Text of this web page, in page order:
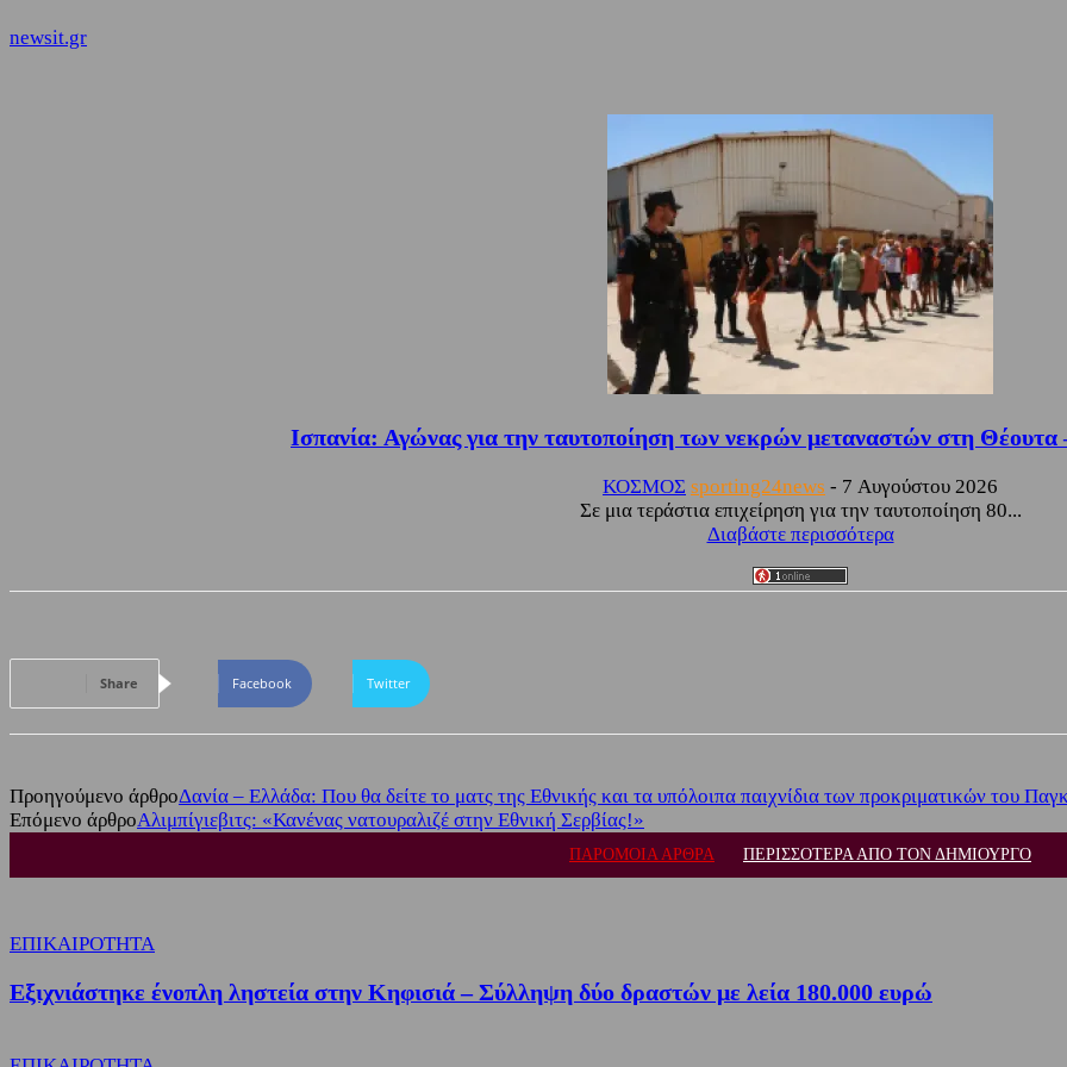
newsit.gr
Ισπανία: Αγώνας για την ταυτοποίηση των νεκρών μεταναστών στη Θέουτα
ΚΟΣΜΟΣ sporting24news - 7 Αυγούστου 2026
Σε μια τεράστια επιχείρηση για την ταυτοποίηση 80...
Διαβάστε περισσότερα
Share Facebook Twitter
Προηγούμενο άρθροΔανία – Ελλάδα: Που θα δείτε το ματς της Εθνικής και τα υπόλοιπα παιχνίδια των προκριματικών του
Επόμενο άρθροΑλιμπίγιεβιτς: «Κανένας νατουραλιζέ στην Εθνική Σερβίας!»
ΠΑΡΟΜΟΙΑ ΑΡΘΡΑ ΠΕΡΙΣΣΟΤΕΡΑ ΑΠΟ ΤΟΝ ΔΗΜΙΟΥΡΓΟ
ΕΠΙΚΑΙΡΟΤΗΤΑ
Εξιχνιάστηκε ένοπλη ληστεία στην Κηφισιά – Σύλληψη δύο δραστών με λεία 180.000 ευρώ